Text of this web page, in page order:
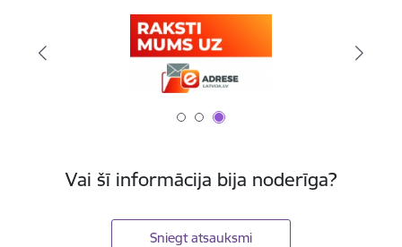
Vai šī informācija bija noderīga?
Sniegt atsauksmi